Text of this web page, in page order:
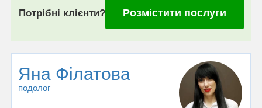
Потрібні клієнти? Розмістити послуги
Яна Філатова
подолог